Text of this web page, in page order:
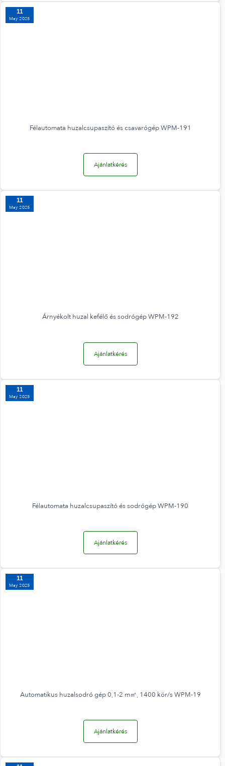
11
May 2025
Félautomata huzalcsupaszító és csavarógép WPM-191
Ajánlatkérés
11
May 2025
Árnyékolt huzal kefélő és sodrógép WPM-192
Ajánlatkérés
11
May 2025
Félautomata huzalcsupaszító és sodrógép WPM-190
Ajánlatkérés
11
May 2025
Automatikus huzalsodró gép 0,1-2 m㎡, 1400 kör/s WPM-19
Ajánlatkérés